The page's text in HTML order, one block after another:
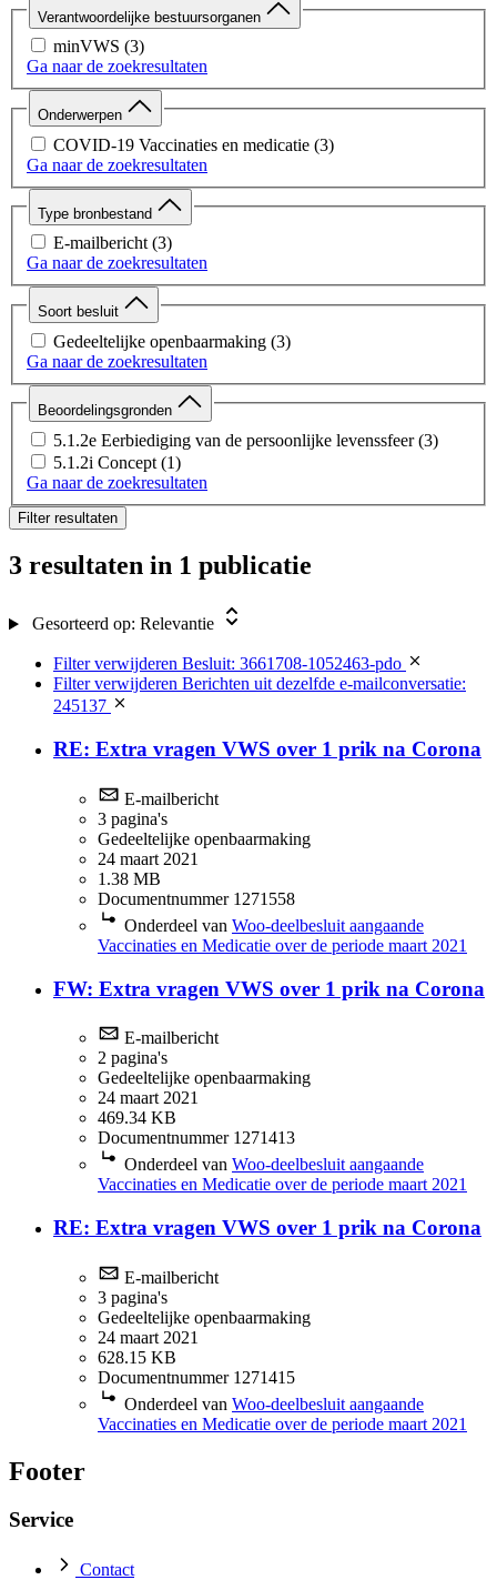
Verantwoordelijke bestuursorganen
minVWS (3)
Ga naar de zoekresultaten
Onderwerpen
COVID-19 Vaccinaties en medicatie (3)
Ga naar de zoekresultaten
Type bronbestand
E-mailbericht (3)
Ga naar de zoekresultaten
Soort besluit
Gedeeltelijke openbaarmaking (3)
Ga naar de zoekresultaten
Beoordelingsgronden
5.1.2e Eerbiediging van de persoonlijke levenssfeer (3)
5.1.2i Concept (1)
Ga naar de zoekresultaten
Filter resultaten
3 resultaten in 1 publicatie
Gesorteerd op: Relevantie
Filter verwijderen Besluit: 3661708-1052463-pdo
Filter verwijderen Berichten uit dezelfde e-mailconversatie:
245137
RE: Extra vragen VWS over 1 prik na Corona
E-mailbericht
3 pagina's
Gedeeltelijke openbaarmaking
24 maart 2021
1.38 MB
Documentnummer 1271558
Onderdeel van Woo-deelbesluit aangaande
Vaccinaties en Medicatie over de periode maart 2021
FW: Extra vragen VWS over 1 prik na Corona
E-mailbericht
2 pagina's
Gedeeltelijke openbaarmaking
24 maart 2021
469.34 KB
Documentnummer 1271413
Onderdeel van Woo-deelbesluit aangaande
Vaccinaties en Medicatie over de periode maart 2021
RE: Extra vragen VWS over 1 prik na Corona
E-mailbericht
3 pagina's
Gedeeltelijke openbaarmaking
24 maart 2021
628.15 KB
Documentnummer 1271415
Onderdeel van Woo-deelbesluit aangaande
Vaccinaties en Medicatie over de periode maart 2021
Footer
Service
Contact